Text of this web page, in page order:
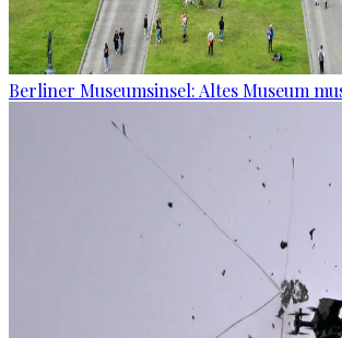
Berliner Museumsinsel: Altes Museum